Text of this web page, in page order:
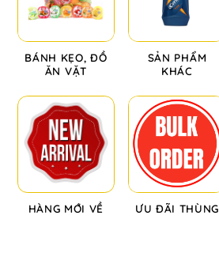
BÁNH KẸO, ĐỒ
ĂN VẶT
SẢN PHẨM
KHÁC
HÀNG MỚI VỀ ƯU ĐÃI THÙNG